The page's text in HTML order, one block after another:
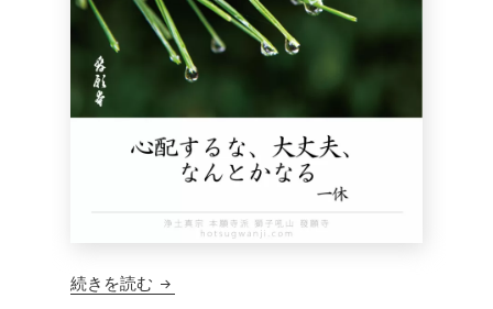
続きを読む 獅子吼短信 376